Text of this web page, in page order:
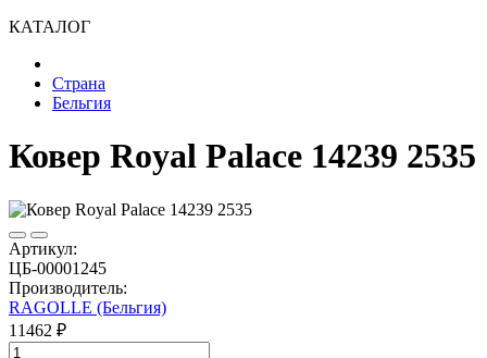
КАТАЛОГ
Страна
Бельгия
Ковер Royal Palace 14239 2535
Артикул:
ЦБ-00001245
Производитель:
RAGOLLE (Бельгия)
11462 ₽